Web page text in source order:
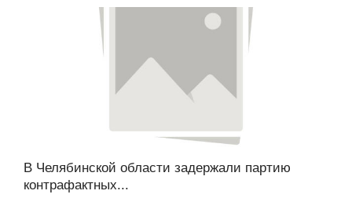
В Челябинской области задержали партию
контрафактных...